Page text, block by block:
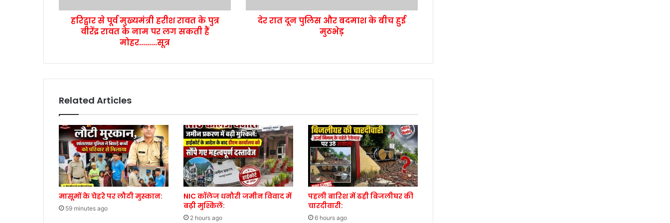
हरिद्वार से पूर्व मुख्यमंत्री हरीश रावत के पुत्र
वीरेंद्र रावत के नाम पर लग सकती हैं
मोहर.........सूत्र
देर रात दून पुलिस और बदमाश के बीच हुई
मुठभेड़
Related Articles
मासूमों के चेहरे पर लौटी मुस्कान:
59 minutes ago
NIC कॉलेज धनौरी जमीन विवाद में
बढ़ी मुश्किलें:
2 hours ago
पहली बारिश में ढही बिजलीघर की
चारदीवारी:
6 hours ago